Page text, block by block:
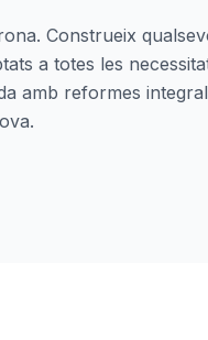
Construeix
a totes les
amb reformes